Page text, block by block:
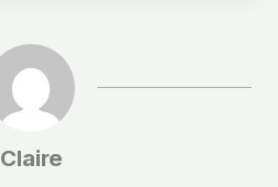
Claire